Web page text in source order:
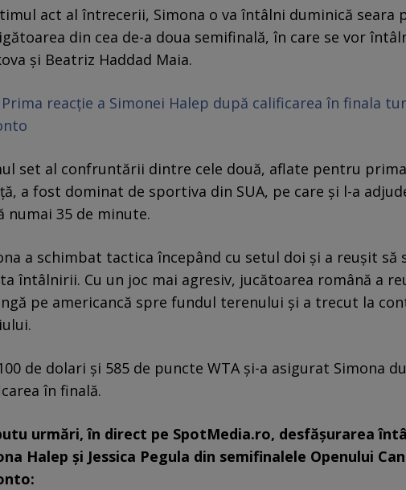
act al întrecerii, Simona o va întâlni duminică seara
din cea de-a doua semifinală, în care se vor
și Beatriz Haddad Maia.
Prima reacție a Simonei Halep după calificarea în finala
set al confruntării dintre cele două, aflate pentru
a fost dominat de sportiva din SUA, pe care și l-a
numai 35 de minute.
a schimbat tactica începând cu setul doi și a reușit să
întâlnirii. Cu un joc mai agresiv, jucătoarea română a
pe americancă spre fundul terenului și a trecut la
de dolari și 585 de puncte WTA și-a asigurat Simona
în finală.
urmări, în direct pe SpotMedia.ro, desfășurarea
Halep și Jessica Pegula din semifinalele Openului